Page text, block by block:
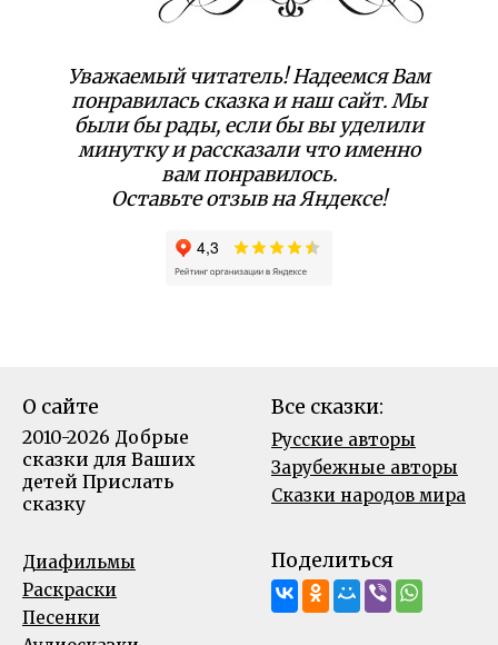
Уважаемый читатель! Надеемся Вам
понравилась сказка и наш сайт. Мы
были бы рады, если бы вы уделили
минутку и рассказали что именно
вам понравилось.
Оставьте отзыв на Яндексе!
О сайте
2010-2026 Добрые
сказки для Ваших
детей Прислать
сказку
Все сказки:
Русские авторы
Зарубежные авторы
Сказки народов мира
Диафильмы
Раскраски
Песенки
Поделиться